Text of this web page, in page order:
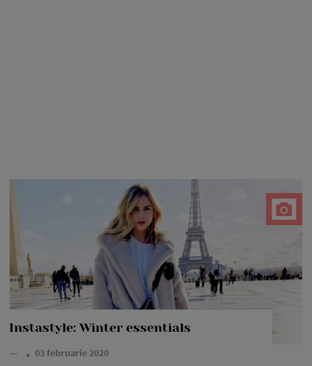
Instastyle: Winter essentials
— 03 februarie 2020